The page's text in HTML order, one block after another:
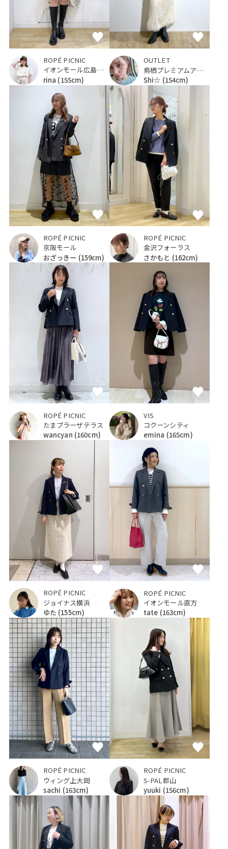
ROPÉ PICNIC
イオンモール広島府中
rina (155cm)
OUTLET
鳥栖プレミアムアウトレット
Shi☆ (154cm)
ROPÉ PICNIC
京阪モール
おざっきー (159cm)
ROPÉ PICNIC
金沢フォーラス
さかもと (162cm)
ROPÉ PICNIC
たまプラーザテラス
wancyan (160cm)
VIS
コクーンシティ
emina (165cm)
ROPÉ PICNIC
ジョイナス横浜
ゆた (155cm)
ROPÉ PICNIC
イオンモール直方
tate (163cm)
ROPÉ PICNIC
ウィング上大岡
sachi (163cm)
ROPÉ PICNIC
S-PAL郡山
yuuki (156cm)